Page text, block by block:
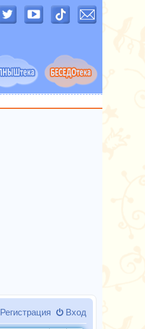
Вход
Регистрация